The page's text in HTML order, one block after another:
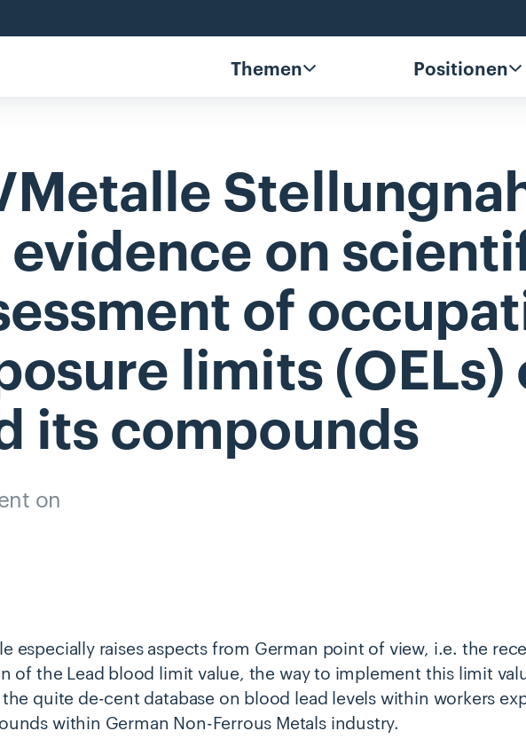
Themen Positionen
evidence on
of
limits(OELs)
itscompounds
on
especially raises aspects from German point of view, i.e. the
of the Lead blood limit value, the way to implement this limit
the quite de-cent database on blood lead levels within workers
within German Non-Ferrous Metals industry.